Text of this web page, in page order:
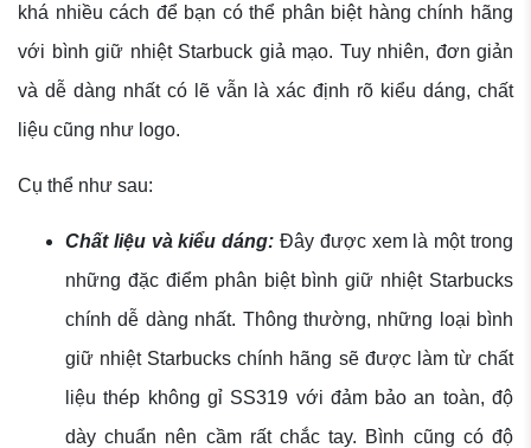
khá nhiều cách để bạn có thể phân biệt hàng chính hãng
với bình giữ nhiệt Starbuck giả mạo. Tuy nhiên, đơn giản
và dễ dàng nhất có lẽ vẫn là xác định rõ kiểu dáng, chất
liệu cũng như logo.
Cụ thể như sau:
Chất liệu và kiểu dáng: Đây được xem là một trong
những đặc điểm phân biệt bình giữ nhiệt Starbucks
chính dễ dàng nhất. Thông thường, những loại bình
giữ nhiệt Starbucks chính hãng sẽ được làm từ chất
liệu thép không gỉ SS319 với đảm bảo an toàn, độ
dày chuẩn nên cầm rất chắc tay. Bình cũng có độ